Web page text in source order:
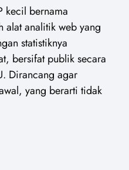
kecil bernama
alat analitik web yang
statistiknya
bersifat publik secara
Dirancang agar
yang berarti tidak